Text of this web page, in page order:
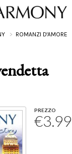
ROMANZI D'AMORE
PREZZO
€3.99